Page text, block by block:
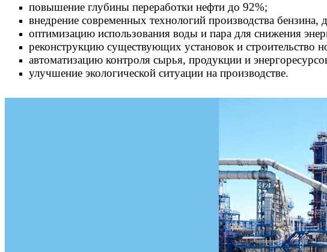
повышение глубины переработки нефти до 92%;
внедрение современных технологий производства
оптимизацию использования воды и пара для снижения
реконструкцию существующих установок и строительство
автоматизацию контроля сырья, продукции и
улучшение экологической ситуации на производстве.